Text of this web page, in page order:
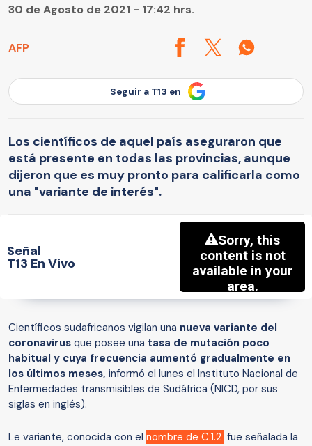
AFP
30 de Agosto de 2021 - 17:42 hrs.
Seguir a T13 en
Los científicos de aquel país aseguraron que
está presente en todas las provincias, aunque
dijeron que es muy pronto para calificarla como
una "variante de interés".
Señal
T13 En Vivo
Científicos sudafricanos vigilan una nueva variante del
coronavirus que posee una tasa de mutación poco
habitual y cuya frecuencia aumentó gradualmente en
los últimos meses, informó el lunes el Instituto Nacional de
Enfermedades transmisibles de Sudáfrica (NICD, por sus
siglas en inglés).
Le variante, conocida con el nombre de C.1.2 fue señalada la